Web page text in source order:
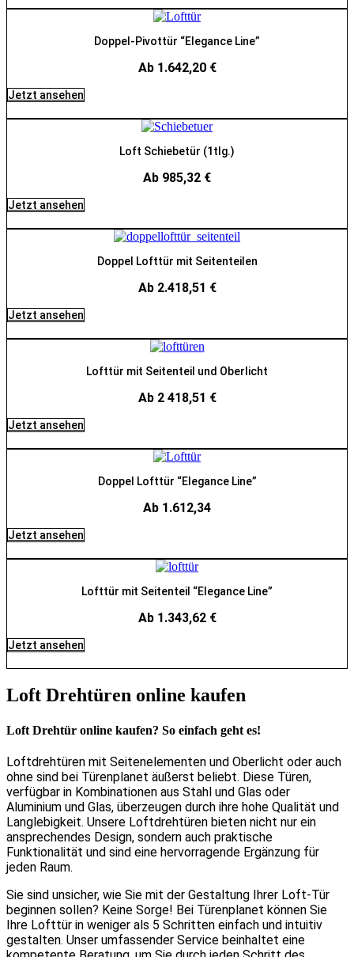
Doppel-Pivottür “Elegance Line”
Ab 1.642,20 €
Jetzt ansehen
Loft Schiebetür (1tlg.)
Ab 985,32 €
Jetzt ansehen
Doppel Lofttür mit Seitenteilen
Ab 2.418,51 €
Jetzt ansehen
Lofttür mit Seitenteil und Oberlicht
Ab 2 418,51 €
Jetzt ansehen
Doppel Lofttür “Elegance Line”
Ab 1.612,34
Jetzt ansehen
Lofttür mit Seitenteil “Elegance Line”
Ab 1.343,62 €
Jetzt ansehen
Loft Drehtüren online kaufen
Loft Drehtür online kaufen? So einfach geht es!
Loftdrehtüren mit Seitenelementen und Oberlicht oder auch
ohne sind bei Türenplanet äußerst beliebt. Diese Türen,
verfügbar in Kombinationen aus Stahl und Glas oder
Aluminium und Glas, überzeugen durch ihre hohe Qualität und
Langlebigkeit. Unsere Loftdrehtüren bieten nicht nur ein
ansprechendes Design, sondern auch praktische
Funktionalität und sind eine hervorragende Ergänzung für
jeden Raum.
Sie sind unsicher, wie Sie mit der Gestaltung Ihrer Loft-Tür
beginnen sollen? Keine Sorge! Bei Türenplanet können Sie
Ihre Lofttür in weniger als 5 Schritten einfach und intuitiv
gestalten. Unser umfassender Service beinhaltet eine